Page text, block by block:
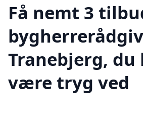
Få nemt 3
Tranebjerg, du
være tryg ved